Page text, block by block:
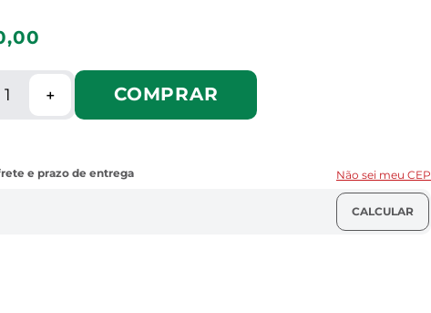
,00
＋ COMPRAR
Não sei meu CEP